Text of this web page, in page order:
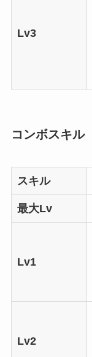
Lv3
コンボスキル
スキル
最大Lv
Lv1
Lv2